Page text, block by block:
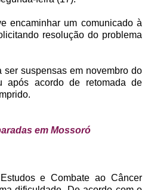
encaminhar um comunicado à
resolução do problema
suspensas em novembro do
após acordo de retomada de
em Mossoró
e Combate ao Câncer